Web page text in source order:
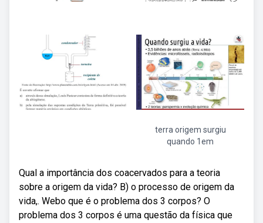
terra origem surgiu
quando 1em
Qual a importância dos coacervados para a teoria
sobre a origem da vida? B) o processo de origem da
vida,. Webo que é o problema dos 3 corpos? O
problema dos 3 corpos é uma questão da física que